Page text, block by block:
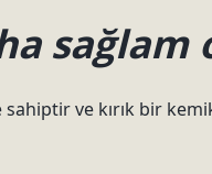
sağlam
ve kırık bir